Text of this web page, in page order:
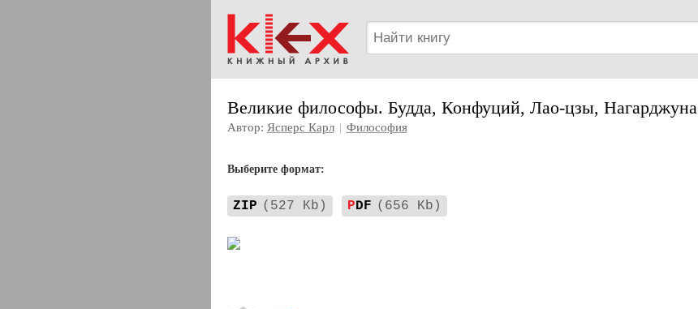
Великие философы. Будда, Конфуций, Лао-цзы, Нагарджуна
Автор: Ясперс Карл | Философия
Выберите формат:
ZIP (527 Kb) PDF (656 Kb)